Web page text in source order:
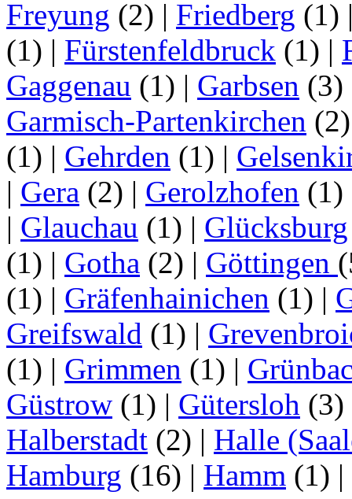
Freyung (2) | Friedberg (1)
(1) | Fürstenfeldbruck (1) |
Gaggenau (1) | Garbsen (3)
Garmisch-Partenkirchen
(1) | Gehrden (1) |
| Gera (2) | Gerolzhofen (1)
| Glauchau (1) | Glücksburg
(1) | Gotha (2) | Göttingen
(1) | Gräfenhainichen (1) |
Greifswald (1) |
(1) | Grimmen (1) |
Güstrow (1) | Gütersloh (3)
Halberstadt (2) | Halle
Hamburg (16) | Hamm (1) |